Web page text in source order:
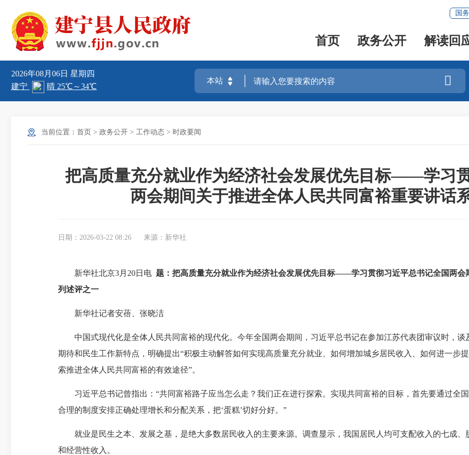
国
首页 政务公开 解读回
2026年08月06日 星期四

当前位置： 首页 > 政务公开 > 工作动态 > 时政要闻
把高质量充分就业作为经济社会发展优先目标——学习
两会期间关于推进全体人民共同富裕重要讲话
日期：2026-03-22 08:26 来源：新华社
新华社北京3月20日电 题：把高质量充分就业作为经济社会发展优先目标——学习贯彻习近平总书记全国两会
列述评之一
新华社记者安蓓、张晓洁
中国式现代化是全体人民共同富裕的现代化。今年全国两会期间，习近平总书记在参加江苏代表团审议时，谈
期待和民生工作新特点，明确提出“积极主动解答如何实现高质量充分就业、如何增加城乡居民收入、如何进一步
索推进全体人民共同富裕的有效途径”。
习近平总书记曾指出：“共同富裕路子应当怎么走？我们正在进行探索。实现共同富裕的目标，首先要通过全国
合理的制度安排正确处理增长和分配关系，把‘蛋糕’切好分好。”
就业是民生之本、发展之基，是绝大多数居民收入的主要来源。调查显示，我国居民人均可支配收入的七成、
和经营性收入。